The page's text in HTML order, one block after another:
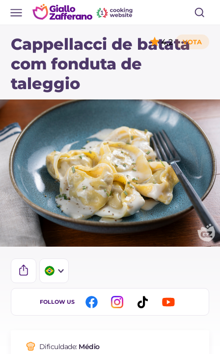
Cappellacci de batata
com fonduta de
taleggio
4,2
IT
FR
FOLLOW US
Dificuldade: Médio